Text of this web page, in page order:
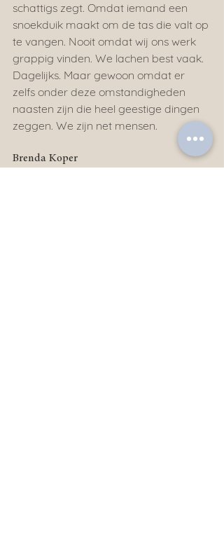
schattigs zegt. Omdat iemand een
snoekduik maakt om de tas die valt op
te vangen. Nooit omdat wij ons werk
grappig vinden. We lachen best vaak.
Dagelijks. Maar gewoon omdat er
zelfs onder deze omstandigheden
naasten zijn die heel geestige dingen
zeggen. We zijn net mensen.
Brenda Koper